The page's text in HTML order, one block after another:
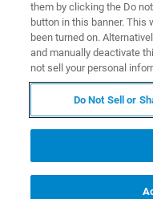
会议简介
“中国材料大会”是中国
级品牌大会，是中国新
广、前沿动态最新的创
求，汇聚高端智力资源
术与产业高地，全方位
them by clicking the Do
button in this banner. This
been turned on.
and manually deactivate
not sell your personal
Do Not Sell or